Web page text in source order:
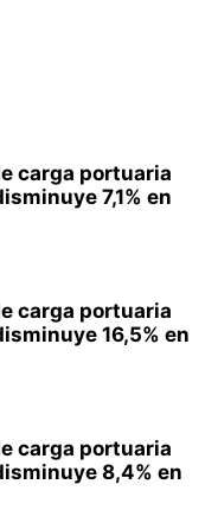
carga portuaria
7,1% en
carga portuaria
16,5% en
carga portuaria
8,4% en